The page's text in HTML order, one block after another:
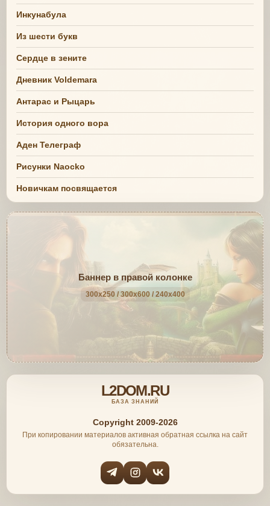
Инкунабула
Из шести букв
Сердце в зените
Дневник Voldemara
Антарас и Рыцарь
История одного вора
Аден Телеграф
Рисунки Naocko
Новичкам посвящается
Баннер в правой колонке
300x250 / 300x600 / 240x400
L2DOM.RU
БАЗА ЗНАНИЙ
Copyright 2009-2026
При копировании материалов активная обратная ссылка на сайт
обязательна.